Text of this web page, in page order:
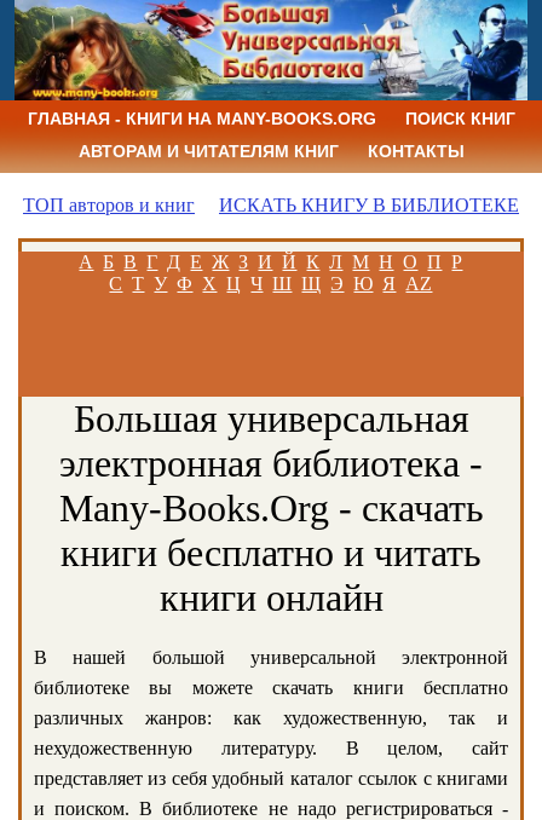
ГЛАВНАЯ - КНИГИ НА MANY-BOOKS.ORG
ПОИСК КНИГ
АВТОРАМ И ЧИТАТЕЛЯМ КНИГ
КОНТАКТЫ
ТОП авторов и книг ИСКАТЬ КНИГУ В БИБЛИОТЕКЕ
А Б В Г Д Е Ж З И Й К Л М Н О П Р
С Т У Ф Х Ц Ч Ш Щ Э Ю Я AZ
Большая универсальная
электронная библиотека -
Many-Books.Org - скачать
книги бесплатно и читать
книги онлайн
В нашей большой универсальной электронной
библиотеке вы можете скачать книги бесплатно
различных жанров: как художественную, так и
нехудожественную литературу. В целом, сайт
представляет из себя удобный каталог ссылок с книгами
и поиском. В библиотеке не надо регистрироваться -